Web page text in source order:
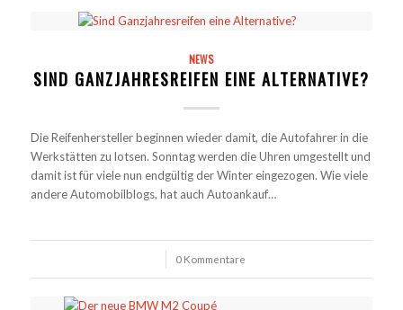
NEWS
SIND GANZJAHRESREIFEN EINE ALTERNATIVE?
Die Reifenhersteller beginnen wieder damit, die Autofahrer in die
Werkstätten zu lotsen. Sonntag werden die Uhren umgestellt und
damit ist für viele nun endgültig der Winter eingezogen. Wie viele
andere Automobilblogs, hat auch Autoankauf…
0 Kommentare